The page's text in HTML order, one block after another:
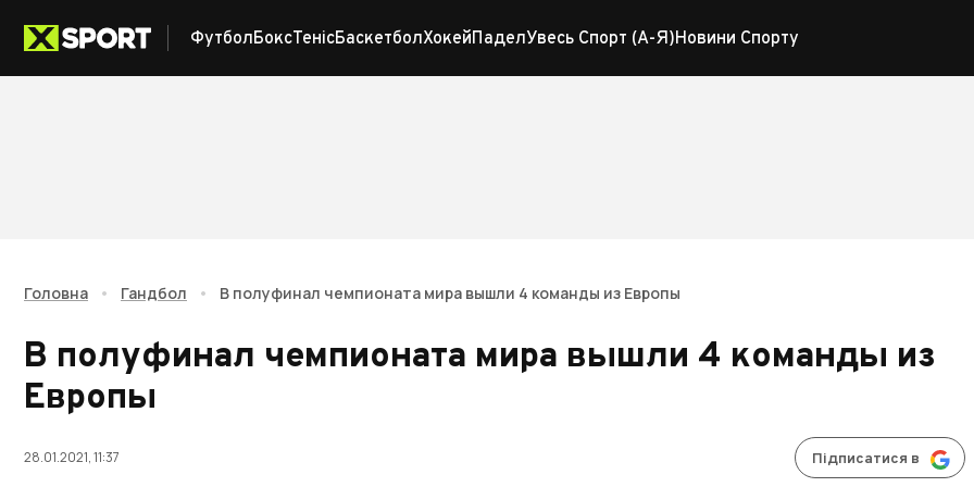
ФутболБоксТенісБаскетболХокейПаделУвесь Спорт (А-Я)Новини Спорту
Головна • Гандбол • В полуфинал чемпионата мира вышли 4 команды из Европы
В полуфинал чемпионата мира вышли 4 команды из
Европы
28.01.2021, 11:37 Підписатися в